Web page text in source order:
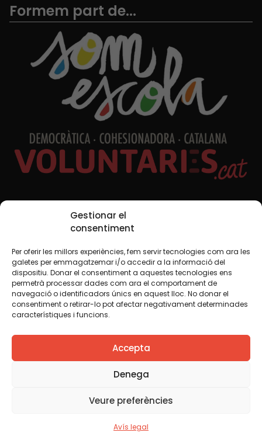
Gestionar el
consentiment
Per oferir les millors experiències, fem servir tecnologies com ara les
galetes per emmagatzemar i/o accedir a la informació del
dispositiu. Donar el consentiment a aquestes tecnologies ens
permetrà processar dades com ara el comportament de
navegació o identificadors únics en aquest lloc. No donar el
consentiment o retirar-lo pot afectar negativament determinades
característiques i funcions.
Accepta
Denega
Veure preferències
Avís legal
Formem part de...
Xarxes Socials
TWT YTB IG FB IN
Avís legalPolítica de cookies
Creiem que el coneixement s’ha de compartir. Per això
fem servir una llicència Creative Commons, llevat que en
algun material indiquem el contrari. Us animem a copiar,
redistribuir, remesclar o transformar i crear els continguts
comercial. Només us demanem que reconegueu